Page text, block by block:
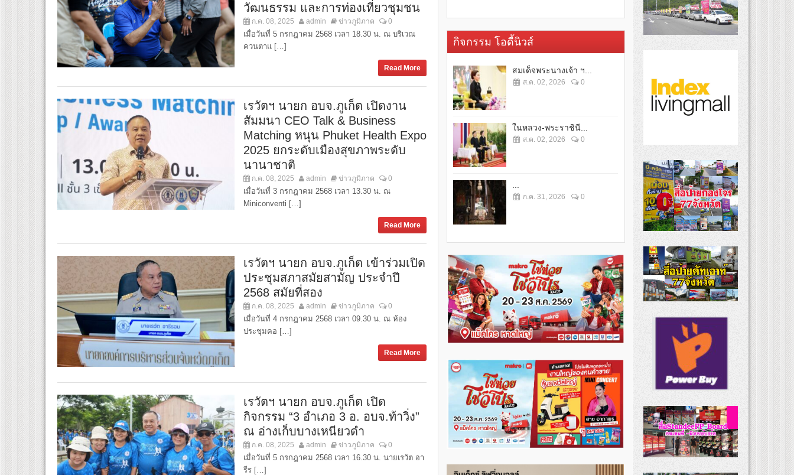
วัฒนธรรม และการท่องเที่ยวชุมชน
ก.ค. 08, 2025 admin ข่าวภูมิภาค 0
เมื่อวันที่ 5 กรกฎาคม 2568 เวลา 18.30 น. ณ บริเวณ
ควนตาแ […]
Read More
เรวัตฯ นายก อบจ.ภูเก็ต เปิดงาน
สัมมนา CEO Talk & Business
Matching หนุน Phuket Health Expo
2025 ยกระดับเมืองสุขภาพระดับ
นานาชาติ
ก.ค. 08, 2025 admin ข่าวภูมิภาค 0
เมื่อวันที่ 3 กรกฎาคม 2568 เวลา 13.30 น. ณ
Miniconventi […]
Read More
เรวัตฯ นายก อบจ.ภูเก็ต เข้าร่วมเปิด
ประชุมสภาสมัยสามัญ ประจำปี
2568 สมัยที่สอง
ก.ค. 08, 2025 admin ข่าวภูมิภาค 0
เมื่อวันที่ 4 กรกฎาคม 2568 เวลา 09.30 น. ณ ห้อง
ประชุมคอ […]
Read More
เรวัตฯ นายก อบจ.ภูเก็ต เปิด
กิจกรรม “3 อำเภอ 3 อ. อบจ.ท้าวิ่ง”
ณ อ่างเก็บบางเหนียวดำ
ก.ค. 08, 2025 admin ข่าวภูมิภาค 0
เมื่อวันที่ 5 กรกฎาคม 2568 เวลา 16.30 น. นายเรวัต อา
รีร […]
กิจกรรม โอดี้นิวส์
สมเด็จพระนางเจ้า ฯ...
ส.ค. 02, 2026 0
ในหลวง-พระราชินี...
ส.ค. 02, 2026 0
ก.ค. 31, 2026 0